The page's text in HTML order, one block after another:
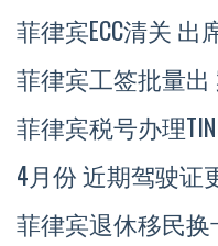
菲律宾ECC清关
菲律宾工签批量出
菲律宾税号办理
4月份 近期驾驶证
菲律宾退休移民换